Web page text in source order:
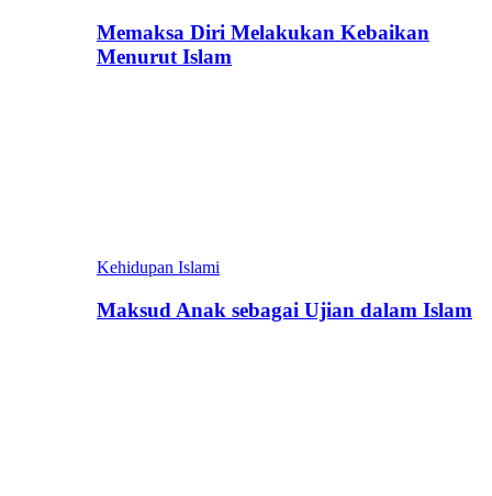
Memaksa Diri Melakukan Kebaikan
Menurut Islam
Kehidupan Islami
Maksud Anak sebagai Ujian dalam Islam